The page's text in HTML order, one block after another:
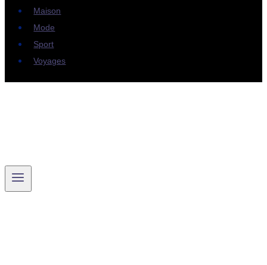
Maison
Mode
Sport
Voyages